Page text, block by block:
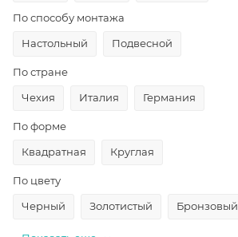
По способу монтажа
Настольный
Подвесной
По стране
Чехия
Италия Германия
По форме
Квадратная
Круглая
По цвету
Черный
Золотистый Бронзовый